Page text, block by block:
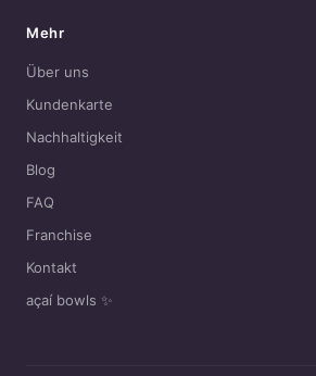
Mehr
Über uns
Kundenkarte
Nachhaltigkeit
Blog
FAQ
Franchise
Kontakt
açaí bowls ✨